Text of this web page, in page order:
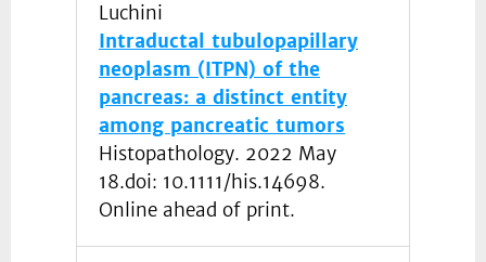
Luchini
Intraductal tubulopapillary
neoplasm (ITPN) of the
pancreas: a distinct entity
among pancreatic tumors
Histopathology. 2022 May
18.doi: 10.1111/his.14698.
Online ahead of print.